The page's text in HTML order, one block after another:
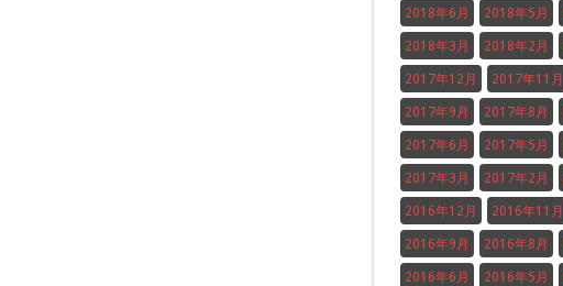
2018年6月 2018年5月
2018年3月 2018年2月
2017年12月 2017年11月
2017年9月 2017年8月
2017年6月 2017年5月
2017年3月 2017年2月
2016年12月 2016年11月
2016年9月 2016年8月
2016年6月 2016年5月